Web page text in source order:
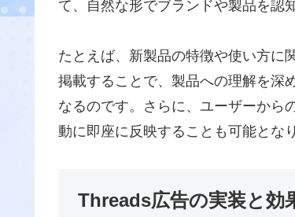
て、自然な形でブランドや製品を認
たとえば、新製品の特徴や使い方に
掲載することで、製品への理解を深
なるのです。さらに、ユーザーから
動に即座に反映することも可能とな
Threads広告の実装と効